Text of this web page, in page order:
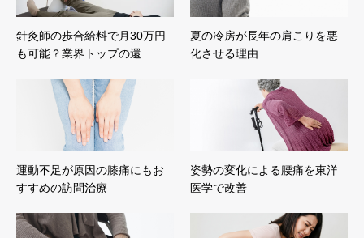
針灸師の歩合給料で月30万円
も可能？業界トップの還…
夏の冷房が長年の肩こりを悪
化させる理由
運動不足が原因の膝痛にもお
すすめの訪問治療
姿勢の変化による腰痛を東洋
医学で改善